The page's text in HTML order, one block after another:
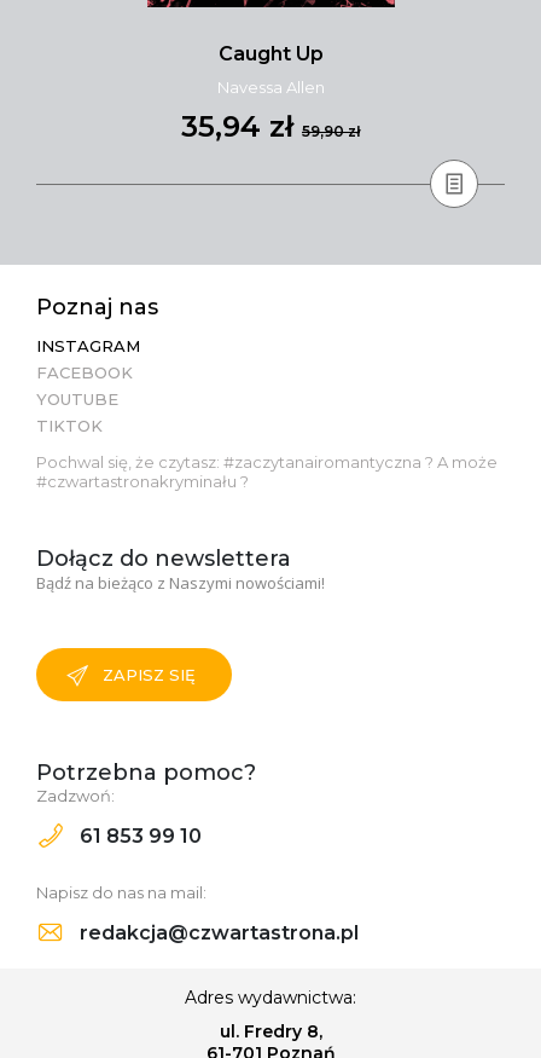
Caught Up
Navessa Allen
35,94 zł 59,90 zł
Poznaj nas
INSTAGRAM
FACEBOOK
YOUTUBE
TIKTOK
Pochwal się, że czytasz: #zaczytanairomantyczna ? A może
#czwartastronakryminału ?
Dołącz do newslettera
Bądź na bieżąco z Naszymi nowościami!
ZAPISZ SIĘ
Potrzebna pomoc?
Zadzwoń:
61 853 99 10
Napisz do nas na mail:
redakcja@czwartastrona.pl
Adres wydawnictwa:
ul. Fredry 8,
61-701 Poznań